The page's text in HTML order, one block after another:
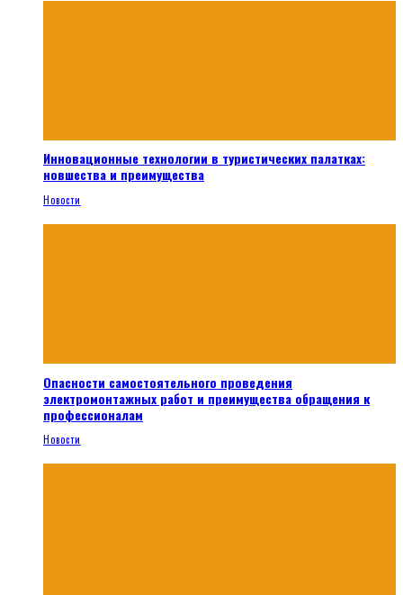
Инновационные технологии в туристических палатках:
новшества и преимущества
Новости
Опасности самостоятельного проведения
электромонтажных работ и преимущества обращения к
профессионалам
Новости